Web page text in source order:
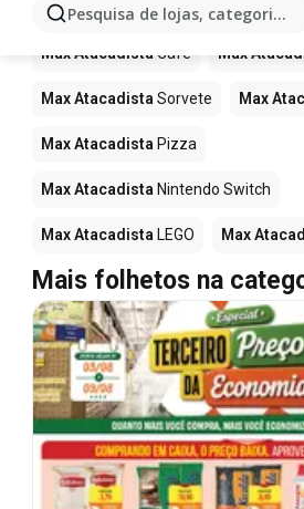
Pesquisa de lojas,
Mais produtos em
Max Atacadista Café Max
Max Atacadista Sorvete Max
Max Atacadista Pizza
Max Atacadista Nintendo Switch
Max Atacadista LEGO Max
Mais folhetos na